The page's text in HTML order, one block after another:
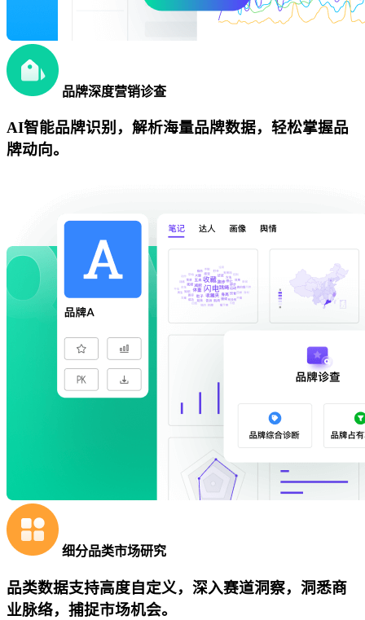
品牌深度营销诊查
AI智能品牌识别，解析海量品牌数据，轻松掌握品
牌动向。
细分品类市场研究
品类数据支持高度自定义，深入赛道洞察，洞悉商
业脉络，捕捉市场机会。